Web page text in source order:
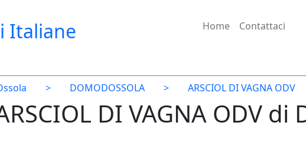
Italiane Home Contattaci
> DOMODOSSOLA > ARSCIOL DI VAGNA ODV
DI VAGNA ODV di